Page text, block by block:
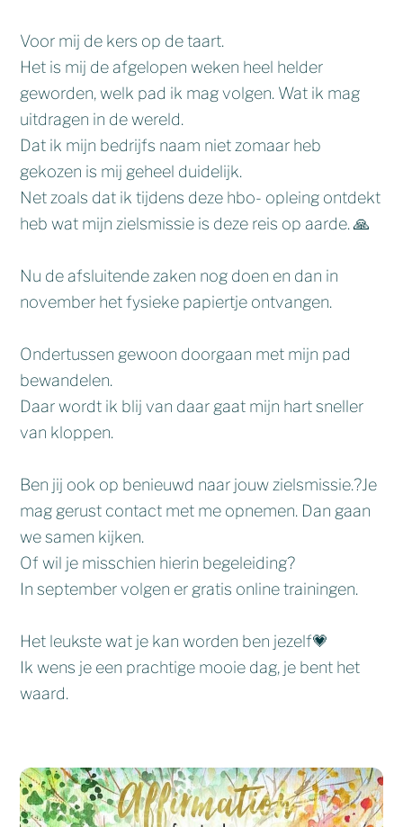
Voor mij de kers op de taart.
Het is mij de afgelopen weken heel helder
geworden, welk pad ik mag volgen. Wat ik mag
uitdragen in de wereld.
Dat ik mijn bedrijfs naam niet zomaar heb
gekozen is mij geheel duidelijk.
Net zoals dat ik tijdens deze hbo- opleing ontdekt
heb wat mijn zielsmissie is deze reis op aarde. 🙏
Nu de afsluitende zaken nog doen en dan in
november het fysieke papiertje ontvangen.
Ondertussen gewoon doorgaan met mijn pad
bewandelen.
Daar wordt ik blij van daar gaat mijn hart sneller
van kloppen.
Ben jij ook op benieuwd naar jouw zielsmissie.?Je
mag gerust contact met me opnemen. Dan gaan
we samen kijken.
Of wil je misschien hierin begeleiding?
In september volgen er gratis online trainingen.
Het leukste wat je kan worden ben jezelf💗
Ik wens je een prachtige mooie dag, je bent het
waard.